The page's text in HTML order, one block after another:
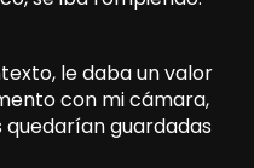
le daba un valor
con mi cámara,
quedarían guardadas